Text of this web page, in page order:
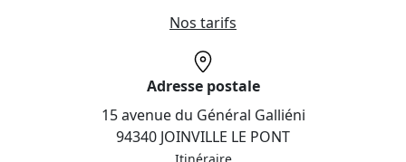
Nos tarifs
Adresse postale
15 avenue du Général Galliéni
94340 JOINVILLE LE PONT
Itinéraire